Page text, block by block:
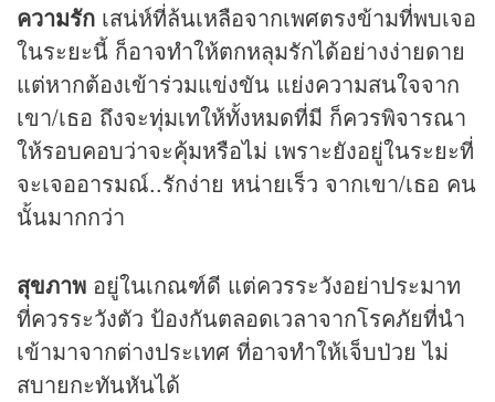
ความรัก เสน่ห์ที่ล้นเหลือจากเพศตรงข้ามที่พบเจอ
ในระยะนี้ ก็อาจทำให้ตกหลุมรักได้อย่างง่ายดาย
แต่หากต้องเข้าร่วมแข่งขัน แย่งความสนใจจาก
เขา/เธอ ถึงจะทุ่มเทให้ทั้งหมดที่มี ก็ควรพิจารณา
ให้รอบคอบว่าจะคุ้มหรือไม่ เพราะยังอยู่ในระยะที่
จะเจออารมณ์..รักง่าย หน่ายเร็ว จากเขา/เธอ คน
นั้นมากกว่า
สุขภาพ อยู่ในเกณฑ์ดี แต่ควรระวังอย่าประมาท
ที่ควรระวังตัว ป้องกันตลอดเวลาจากโรคภัยที่นำ
เข้ามาจากต่างประเทศ ที่อาจทำให้เจ็บป่วย ไม่
สบายกะทันหันได้